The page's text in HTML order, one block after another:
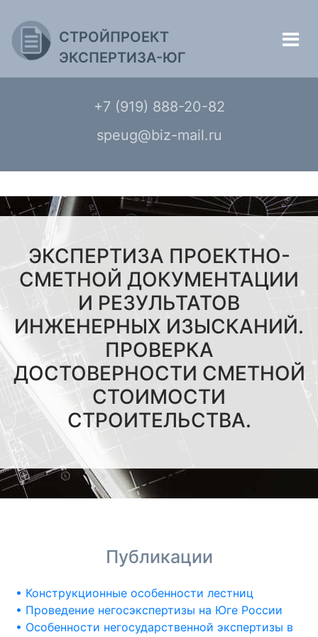
СТРОЙПРОЕКТ
ЭКСПЕРТИЗА-ЮГ
+7 (919) 888-20-82
speug@biz-mail.ru
ЭКСПЕРТИЗА ПРОЕКТНО-
СМЕТНОЙ ДОКУМЕНТАЦИИ
И РЕЗУЛЬТАТОВ
ИНЖЕНЕРНЫХ ИЗЫСКАНИЙ.
ПРОВЕРКА
ДОСТОВЕРНОСТИ СМЕТНОЙ
СТОИМОСТИ
СТРОИТЕЛЬСТВА.
Публикации
• Конструкционные особенности лестниц
• Проведение негосэкспертизы на Юге России
• Особенности негосударственной экспертизы в